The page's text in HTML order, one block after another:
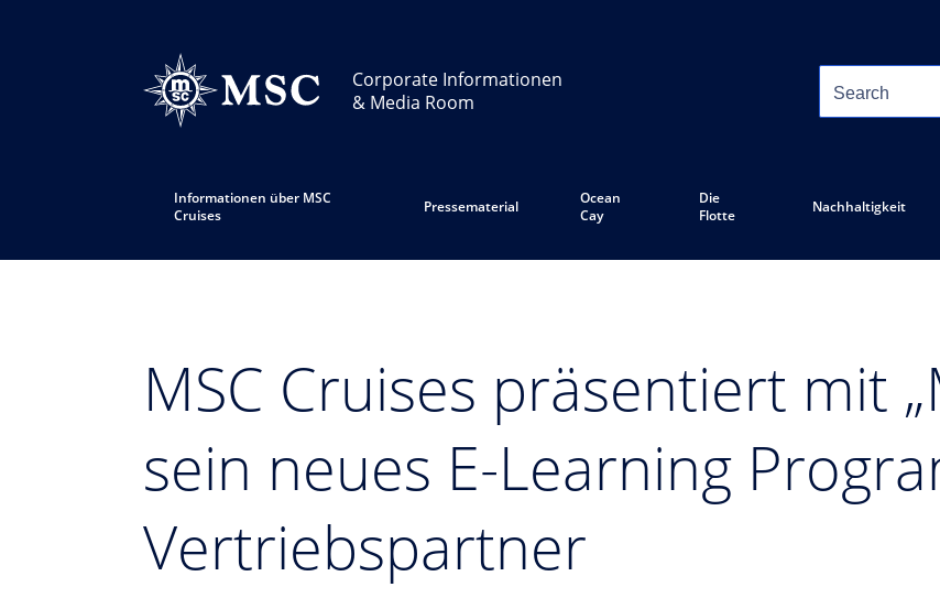
Corporate Informationen
& Media Room
Informationen über MSC
Cruises
Pressematerial
Ocean
Cay
Die
Flotte
Nachhaltigkeit
MSC Cruises präsentiert mit
sein neues E-Learning
Vertriebspartner